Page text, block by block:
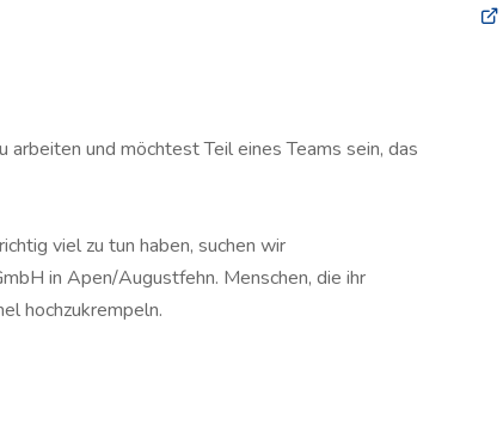
und möchtest Teil eines Teams sein, das
viel zu tun haben, suchen wir
in Apen/Augustfehn. Menschen, die ihr
hochzukrempeln.